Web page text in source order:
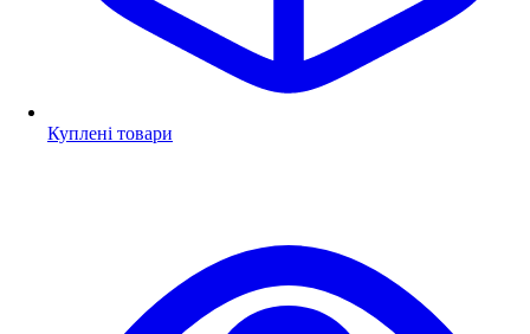
Куплені товари